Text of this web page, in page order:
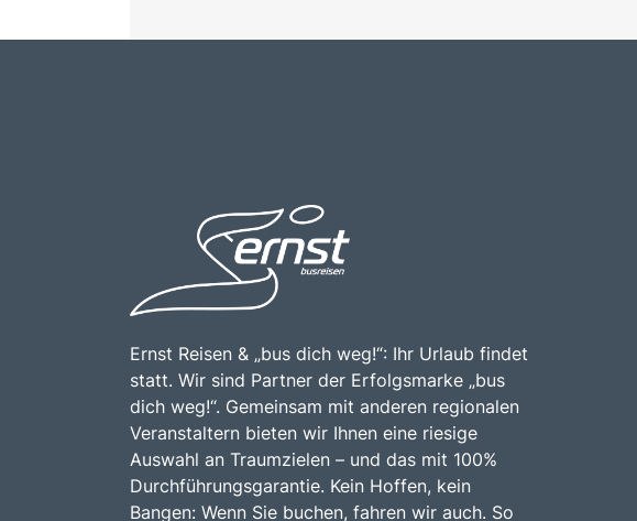
Ernst Reisen & „bus dich weg!“: Ihr Urlaub findet
statt. Wir sind Partner der Erfolgsmarke „bus
dich weg!“. Gemeinsam mit anderen regionalen
Veranstaltern bieten wir Ihnen eine riesige
Auswahl an Traumzielen – und das mit 100%
Durchführungsgarantie. Kein Hoffen, kein
Bangen: Wenn Sie buchen, fahren wir auch. So